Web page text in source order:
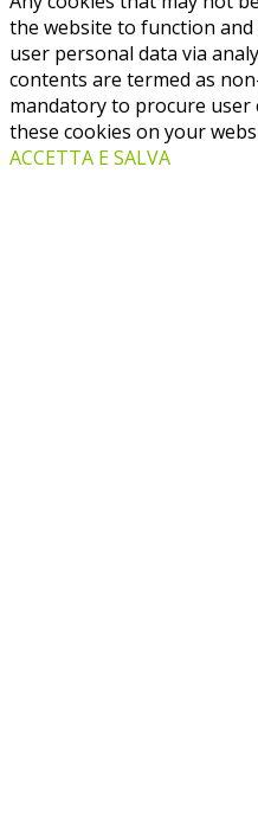
the website to function and
user personal data via
contents are termed as
mandatory to procure
these cookies on your
ACCETTA E SALVA